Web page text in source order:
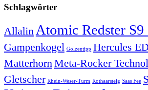
Schlagwörter
Allalin Atomic Redster S9
Gampenkogel Golzentipp Hercules
Matterhorn Meta-Rocker
Gletscher Rhein-Weser-Turm Rothaarsteig Saas Fee